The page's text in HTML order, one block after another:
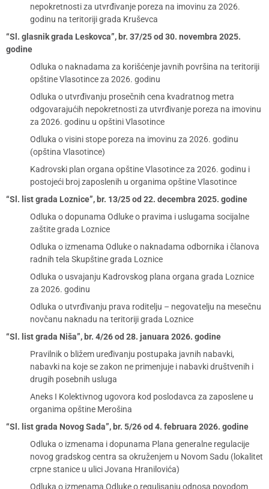
nepokretnosti za utvrđivanje poreza na imovinu za 2026.
godinu na teritoriji grada Kruševca
“Sl. glasnik grada Leskovca”, br. 37/25 od 30. novembra 2025.
godine
Odluka o naknadama za korišćenje javnih površina na teritoriji
opštine Vlasotince za 2026. godinu
Odluka o utvrđivanju prosečnih cena kvadratnog metra
odgovarajućih nepokretnosti za utvrđivanje poreza na imovinu
za 2026. godinu u opštini Vlasotince
Odluka o visini stope poreza na imovinu za 2026. godinu
(opština Vlasotince)
Kadrovski plan organa opštine Vlasotince za 2026. godinu i
postojeći broj zaposlenih u organima opštine Vlasotince
“Sl. list grada Loznice”, br. 13/25 od 22. decembra 2025. godine
Odluka o dopunama Odluke o pravima i uslugama socijalne
zaštite grada Loznice
Odluka o izmenama Odluke o naknadama odbornika i članova
radnih tela Skupštine grada Loznice
Odluka o usvajanju Kadrovskog plana organa grada Loznice
za 2026. godinu
Odluka o utvrđivanju prava roditelju – negovatelju na mesečnu
novčanu naknadu na teritoriji grada Loznice
“Sl. list grada Niša”, br. 4/26 od 28. januara 2026. godine
Pravilnik o bližem uređivanju postupaka javnih nabavki,
nabavki na koje se zakon ne primenjuje i nabavki društvenih i
drugih posebnih usluga
Aneks I Kolektivnog ugovora kod poslodavca za zaposlene u
organima opštine Merošina
“Sl. list grada Novog Sada”, br. 5/26 od 4. februara 2026. godine
Odluka o izmenama i dopunama Plana generalne regulacije
novog gradskog centra sa okruženjem u Novom Sadu (lokalitet
crpne stanice u ulici Jovana Hranilovića)
Odluka o izmenama Odluke o regulisanju odnosa povodom